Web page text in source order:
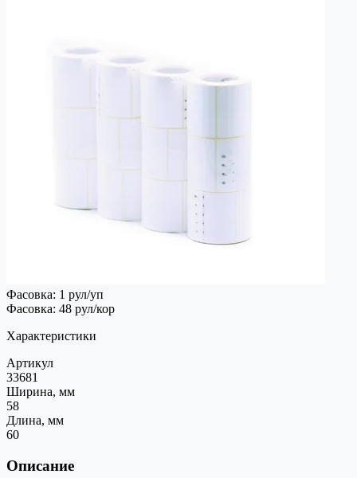
Фасовка: 1 рул/уп
Фасовка: 48 рул/кор
Характеристики
Артикул
33681
Ширина, мм
58
Длина, мм
60
Описание